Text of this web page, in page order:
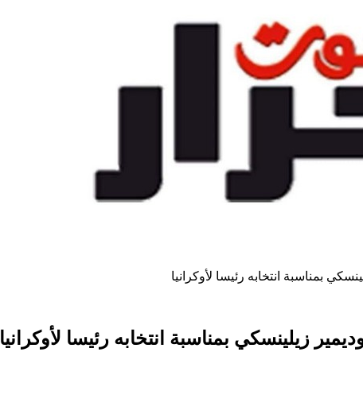
بمناسبة انتخابه رئيسا لأوكرانيا
زيلينسكي بمناسبة انتخابه رئيسا لأوكرانيا